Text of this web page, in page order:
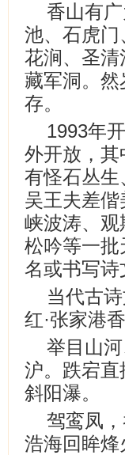
香山有
池、石虎
花涧、圣
藏军洞。
存。
1993年
外开放，
有怪石丛
吴王夫差
峡波涛、观
松吟等一
名或书写诗
当代古
红·张家港
举目山
沪。跌宕
斜阳瀑。
驾鸾凤
浩海回眸